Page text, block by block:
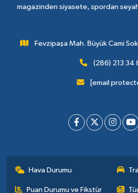
magazinden siyasete, spordan
Fevzipaşa Mah. Büyük Cami
(286) 213 34
[email
Hava Durumu
Puan Durumu ve Fikstür